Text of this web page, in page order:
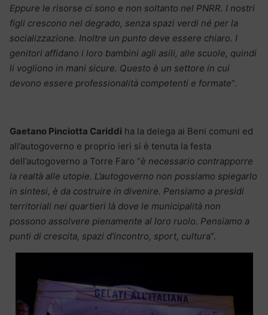
Eppure le risorse ci sono e non soltanto nel PNRR. I nostri
figli crescono nel degrado, senza spazi verdi né per la
socializzazione. Inoltre un punto deve essere chiaro. I
genitori affidano i loro bambini agli asili, alle scuole, quindi
li vogliono in mani sicure. Questo è un settore in cui
devono essere professionalità competenti e formate”.
Gaetano Pinciotta Cariddi ha la delega ai Beni comuni ed
all’autogoverno e proprio ieri si è tenuta la festa
dell’autogoverno a Torre Faro “è necessario contrapporre
la realtà alle utopie. L’autogoverno non possiamo spiegarlo
in sintesi, è da costruire in divenire. Pensiamo a presidi
territoriali nei quartieri là dove le municipalità non
possono assolvere pienamente al loro ruolo. Pensiamo a
punti di crescita, spazi d’incontro, sport, cultura”.